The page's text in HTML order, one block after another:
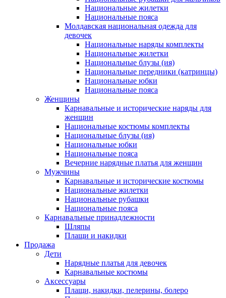
Национальные жилетки
Национальные пояса
Молдавская национальная одежда для
девочек
Национальные наряды комплекты
Национальные жилетки
Национальные блузы (ия)
Национальные передники (катринцы)
Национальные юбки
Национальные пояса
Женщины
Карнавальные и исторические наряды для
женщин
Национальные костюмы комплекты
Национальные блузы (ия)
Национальные юбки
Национальные пояса
Вечерние нарядные платья для женщин
Мужчины
Карнавальные и исторические костюмы
Национальные жилетки
Национальные рубашки
Национальные пояса
Карнавальные принадлежности
Шляпы
Плащи и накидки
Продажа
Дети
Нарядные платья для девочек
Карнавальные костюмы
Аксессуары
Плащи, накидки, пелерины, болеро